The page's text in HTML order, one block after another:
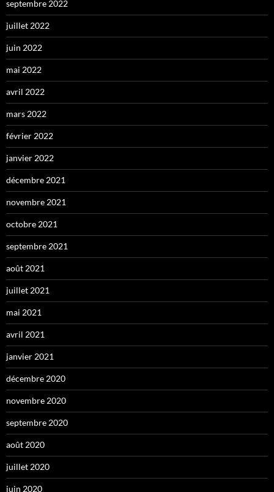
septembre 2022
juillet 2022
juin 2022
mai 2022
avril 2022
mars 2022
février 2022
janvier 2022
décembre 2021
novembre 2021
octobre 2021
septembre 2021
août 2021
juillet 2021
mai 2021
avril 2021
janvier 2021
décembre 2020
novembre 2020
septembre 2020
août 2020
juillet 2020
juin 2020